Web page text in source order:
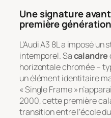
Une signature
première génération
L’Audi A3 8L a imposé
intemporel. Sacalandre
horizontale chromée –
un élément identitaire
« Single Frame »
2000, cette première
transition entre l’école